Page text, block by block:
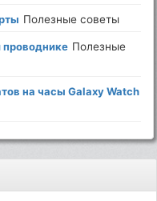
Полезные советы
Полезные
на часы Galaxy Watch